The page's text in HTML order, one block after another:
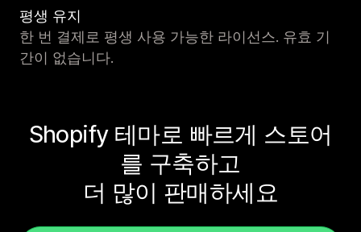
평생 유지
한 번 결제로 평생 사용 가능한 라이선스. 유효 기
간이 없습니다.
Shopify 테마로 빠르게 스토어
를 구축하고
더 많이 판매하세요